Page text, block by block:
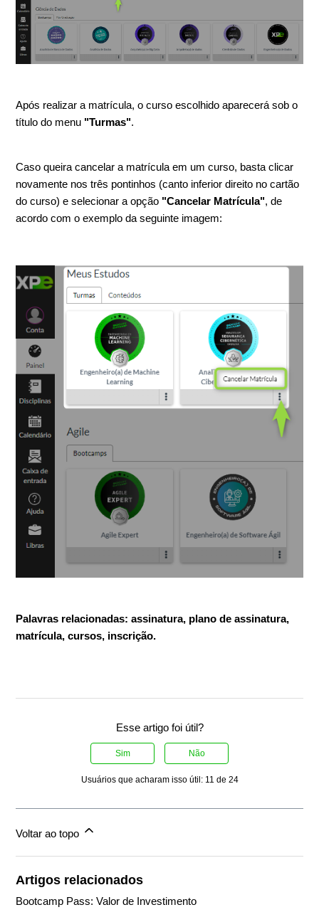
Após realizar a matrícula, o curso escolhido aparecerá sob o
título do menu "Turmas".
Caso queira cancelar a matrícula em um curso, basta clicar
novamente nos três pontinhos (canto inferior direito no cartão
do curso) e selecionar a opção "Cancelar Matrícula", de
acordo com o exemplo da seguinte imagem:
Palavras relacionadas: assinatura, plano de assinatura,
matrícula, cursos, inscrição.
Esse artigo foi útil?
Sim Não
Usuários que acharam isso útil: 11 de 24
Voltar ao topo
Artigos relacionados
Bootcamp Pass: Valor de Investimento